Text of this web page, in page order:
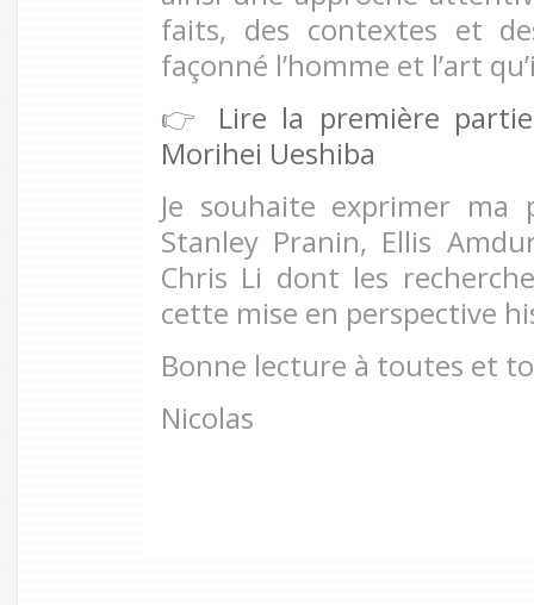
faits, des contextes et
façonné l’homme et l’art
👉 Lire la première
Morihei Ueshiba
Je souhaite exprimer
Stanley Pranin, Ellis
Chris Li dont les
cette mise en perspective
Bonne lecture à toutes et
Nicolas